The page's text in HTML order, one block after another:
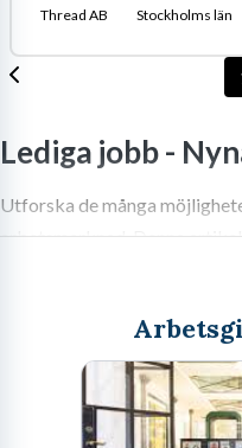
Thread AB Stockholms län
Lediga jobb -
Utforska de många
arbetsmarknad. Denna
Att söka arbete är en av